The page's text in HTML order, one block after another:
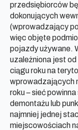
przedsiębiorców
dokonujących
(wprowadzający
więc objęte
pojazdy używane.
uzależniona jest
ciągu roku na
wprowadzających
roku – sieć
demontażu lub
najmniej jednej
miejscowościach